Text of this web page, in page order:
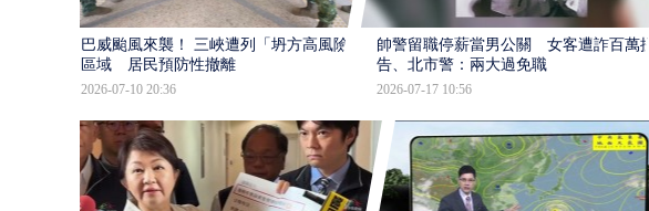
巴威颱風來襲！ 三峽遭列「坍方高風險」
區域 居民預防性撤離
2026-07-10 20:36
帥警留職停薪當男公關 女客遭詐百萬提
告、北市警：兩大過免職
2026-07-17 10:56